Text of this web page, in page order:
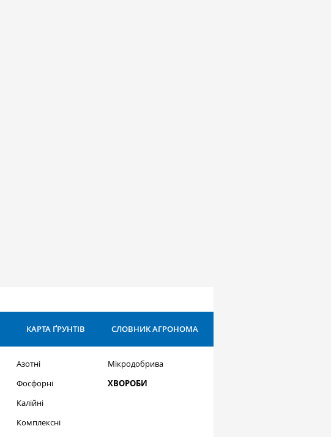
КАРТА ҐРУНТІВ СЛОВНИК АГРОНОМА
Азотні
Фосфорні
Калійні
Комплексні
Мікродобрива
ХВОРОБИ